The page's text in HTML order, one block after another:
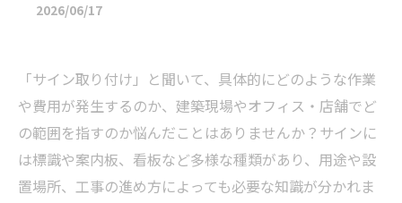
2026/06/17
「サイン取り付け」と聞いて、具体的にどのような作業
や費用が発生するのか、建築現場やオフィス・店舗でど
の範囲を指すのか悩んだことはありませんか？サインに
は標識や案内板、看板など多様な種類があり、用途や設
置場所、工事の進め方によっても必要な知識が分かれま